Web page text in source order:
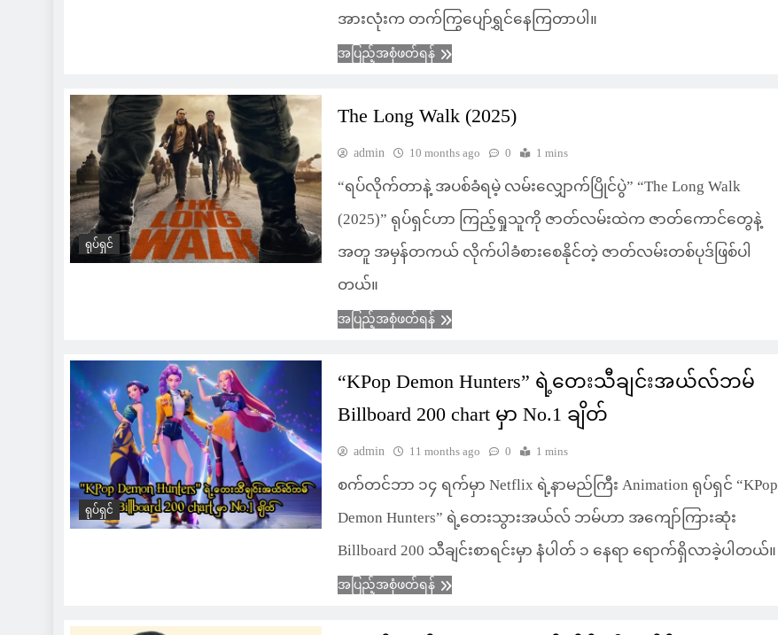
အားလုံးက တက်ကြွပျော်ရွှင်နေကြတာပါ။
အပြည့်အစုံဖတ်ရန်
ရုပ်ရှင်
The Long Walk (2025)
admin 10 months ago 0 1 mins
“ရပ်လိုက်တာနဲ့ အပစ်ခံရမဲ့ လမ်းလျှောက်ပြိုင်ပွဲ” “The Long Walk
(2025)” ရုပ်ရှင်ဟာ ကြည့်ရှုသူကို ဇာတ်လမ်းထဲက ဇာတ်ကောင်တွေနဲ့
အတူ အမှန်တကယ် လိုက်ပါခံစားစေနိုင်တဲ့ ဇာတ်လမ်းတစ်ပုဒ်ဖြစ်ပါ
တယ်။
အပြည့်အစုံဖတ်ရန်
ရုပ်ရှင်
“KPop Demon Hunters” ရဲ့တေးသီချင်းအယ်လ်ဘမ်
Billboard 200 chart မှာ No.1 ချိတ်
admin 11 months ago 0 1 mins
စက်တင်ဘာ ၁၄ ရက်မှာ Netflix ရဲ့နာမည်ကြီး Animation ရုပ်ရှင် “KPop
Demon Hunters” ရဲ့တေးသွားအယ်လ် ဘမ်ဟာ အကျော်ကြားဆုံး
Billboard 200 သီချင်းစာရင်းမှာ နံပါတ် ၁ နေရာ ရောက်ရှိလာခဲ့ပါတယ်။
အပြည့်အစုံဖတ်ရန်